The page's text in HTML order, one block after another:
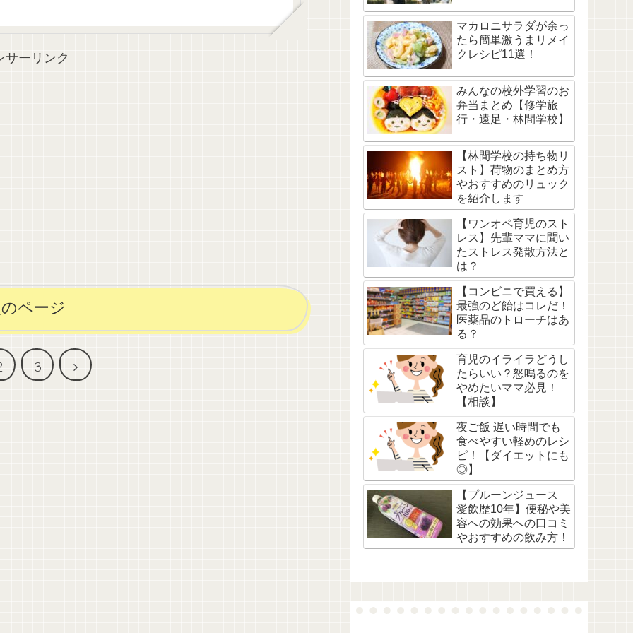
サーリンク
ページ
3
次
マカロニサラダが余っ
たら簡単激うまリメイ
クレシピ11選！
みんなの校外学習のお
弁当まとめ【修学旅
行・遠足・林間学校】
【林間学校の持ち物リ
スト】荷物のまとめ方
やおすすめのリュック
を紹介します
【ワンオペ育児のスト
レス】先輩ママに聞い
たストレス発散方法と
は？
【コンビニで買える】
最強のど飴はコレだ！
医薬品のトローチはあ
る？
育児のイライラどうし
たらいい？怒鳴るのを
やめたいママ必見！
【相談】
夜ご飯 遅い時間でも
食べやすい軽めのレシ
ピ！【ダイエットにも
◎】
【プルーンジュース
愛飲歴10年】便秘や美
容への効果への口コミ
やおすすめの飲み方！